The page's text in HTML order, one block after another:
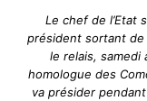
Le chef de l’Etat
président sortant de
le relais, samedi
homologue des
va présider